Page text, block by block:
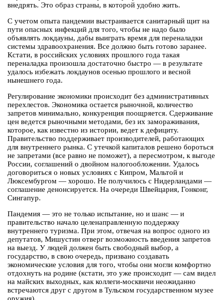
внедрять. Это образ страны, в которой удобно жить.
С учетом опыта пандемии выстраивается санитарный щит на
пути опасных инфекций для того, чтобы не надо было
объявлять локдауны, дабы выиграть время для переналадки
системы здравоохранения. Все должно быть готово заранее.
Кстати, в российских условиях прошлого года такая
переналадка произошла достаточно быстро — в результате
удалось избежать локдаунов осенью прошлого и весной
нынешнего года.
Регулирование экономики происходит без административных
перехлестов. Экономика остается рыночной, количество
запретов минимально, конкуренция поощряется. Сдерживание
цен ведется рыночными методами, без их замораживания,
которое, как известно из истории, ведет к дефициту.
Правительство поддерживает производителей, работающих
для внутреннего рынка. С утечкой капиталов решено бороться
не запретами (все равно не поможет), а пересмотром, к выгоде
России, соглашений о двойном налогообложении. Удалось
договориться о новых условиях с Кипром, Мальтой и
Люксембургом — хорошо. Не получилось с Нидерландами —
соглашение денонсируется. На очереди Швейцария, Гонконг,
Сингапур.
Пандемия — это не только испытание, но и шанс — и
правительство начало целенаправленную поддержку
внутреннего туризма. При этом, отвечая на вопрос одного из
депутатов, Мишустин отверг возможность введения запретов
на выезд. У людей должен быть свободный выбор, а
государство, в свою очередь, призвано создавать
экономические условия для того, чтобы они могли комфортно
отдохнуть на родине (кстати, это уже происходит — сам видел
на майских выходных, как коллеги-москвичи неожиданно
встречаются друг с другом в Тульском государственном музее